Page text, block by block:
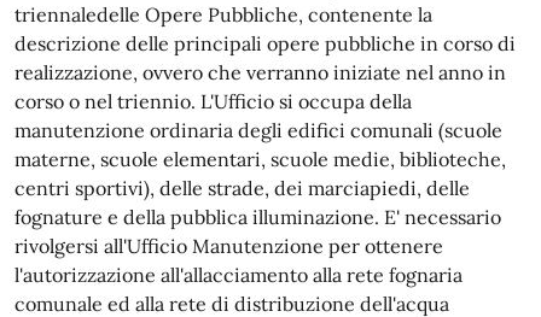
triennaledelle Opere Pubbliche, contenente la
descrizione delle principali opere pubbliche in corso di
realizzazione, ovvero che verranno iniziate nel anno in
corso o nel triennio. L'Ufficio si occupa della
manutenzione ordinaria degli edifici comunali (scuole
materne, scuole elementari, scuole medie, biblioteche,
centri sportivi), delle strade, dei marciapiedi, delle
fognature e della pubblica illuminazione. E' necessario
rivolgersi all'Ufficio Manutenzione per ottenere
l'autorizzazione all'allacciamento alla rete fognaria
comunale ed alla rete di distribuzione dell'acqua